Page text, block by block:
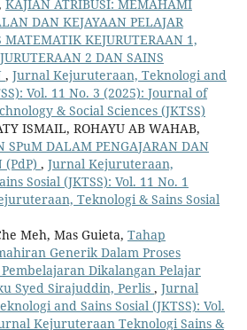
KAJIAN ATRIBUSI: MEMAHAMI
DAN KEJAYAAN PELAJAR
MATEMATIK KEJURUTERAAN 1,
2 DAN SAINS
, Jurnal Kejuruteraan, Teknologi and
Vol. 11 No. 3 (2025): Journal of
& Social Sciences (JKTSS)
ISMAIL, ROHAYU AB WAHAB,
SPuM DALAM PENGAJARAN DAN
(PdP) , Jurnal Kejuruteraan,
Sosial (JKTSS): Vol. 11 No. 1
Teknologi & Sains Sosial
Meh, Mas Guieta, Tahap
Generik Dalam Proses
Dikalangan Pelajar
Syed Sirajuddin, Perlis , Jurnal
and Sains Sosial (JKTSS): Vol.
Kejuruteraan Teknologi Sains &